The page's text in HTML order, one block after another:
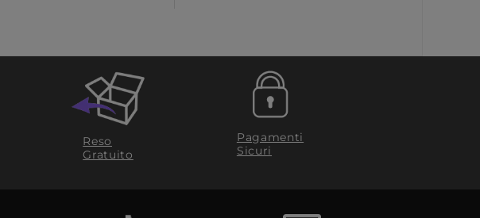
Reso
Gratuito
Pagamenti
Sicuri